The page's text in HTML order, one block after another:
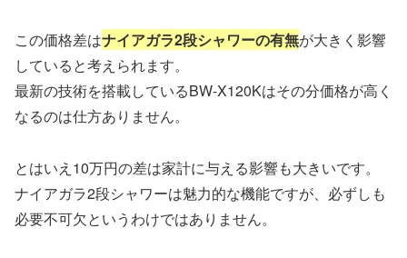
この価格差はナイアガラ2段シャワーの有無が大きく影響
していると考えられます。
最新の技術を搭載しているBW-X120Kはその分価格が高く
なるのは仕方ありません。
とはいえ10万円の差は家計に与える影響も大きいです。
ナイアガラ2段シャワーは魅力的な機能ですが、必ずしも
必要不可欠というわけではありません。